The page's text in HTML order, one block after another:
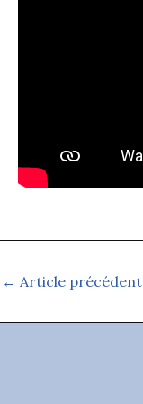
← Article précédent